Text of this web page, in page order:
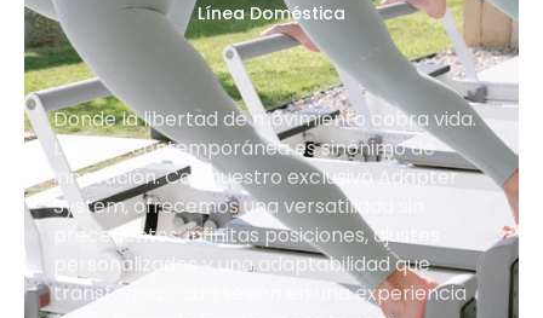
Línea Doméstica
Donde la libertad de movimiento cobra vida.
La línea contemporánea es sinónimo de
innovación. Con nuestro exclusivo Adapter
System, ofrecemos una versatilidad sin
precedentes: infinitas posiciones, ajustes
personalizados y una adaptabilidad que
transforma cada sesión en una experiencia